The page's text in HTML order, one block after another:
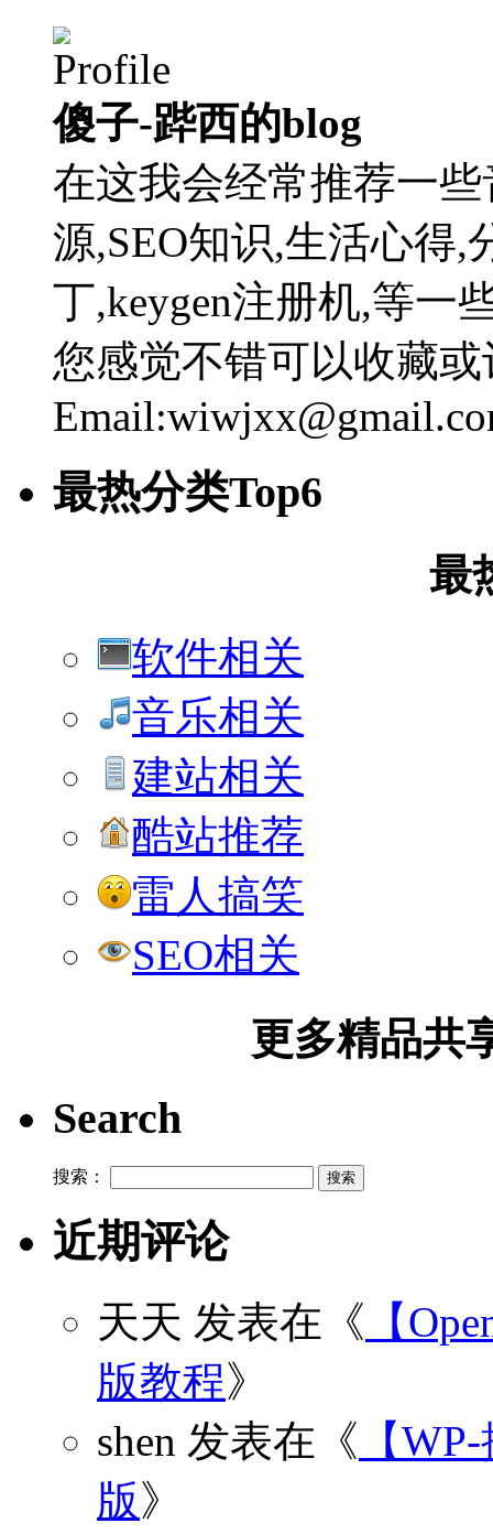
傻子-跸西的blog
在这我会经常推荐一
源,SEO知识,生活心得,
丁,keygen注册机,等一
您感觉不错可以收藏
最热分类Top6
最
软件相关
音乐相关
建站相关
酷站推荐
雷人搞笑
SEO相关
更多精品共
Search
搜索：
近期评论
天天 发表在《 【
版教程》
shen 发表在《 【
版》